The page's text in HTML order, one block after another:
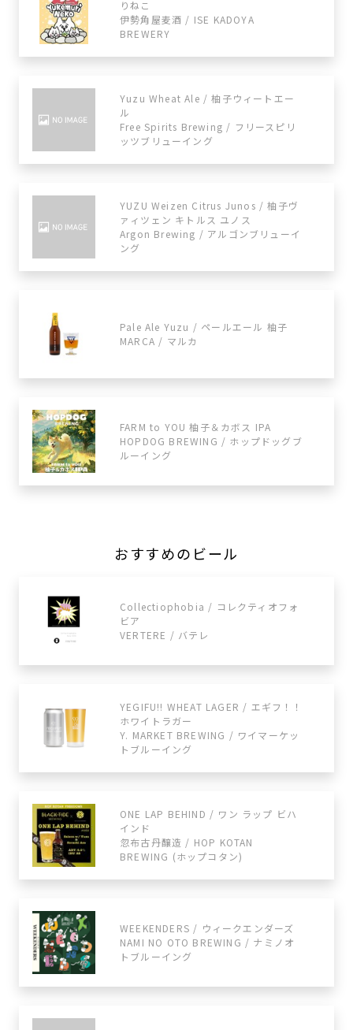
りねこ
伊勢角屋麦酒 / ISE KADOYA
BREWERY
Yuzu Wheat Ale / 柚子ウィートエー
ル
Free Spirits Brewing / フリースピリ
ッツブリューイング
YUZU Weizen Citrus Junos / 柚子ヴ
ァィツェン キトルス ユノス
Argon Brewing / アルゴンブリューイ
ング
Pale Ale Yuzu / ペールエール 柚子
MARCA / マルカ
FARM to YOU 柚子＆カボス IPA
HOPDOG BREWING / ホップドッグブ
ルーイング
おすすめのビール
Collectiophobia / コレクティオフォ
ビア
VERTERE / バテレ
YEGIFU!! WHEAT LAGER / エギフ！！
ホワイトラガー
Y. MARKET BREWING / ワイマーケッ
トブルーイング
ONE LAP BEHIND / ワン ラップ ビハ
インド
忽布古丹醸造 / HOP KOTAN
BREWING (ホップコタン)
WEEKENDERS / ウィークエンダーズ
NAMI NO OTO BREWING / ナミノオ
トブルーイング